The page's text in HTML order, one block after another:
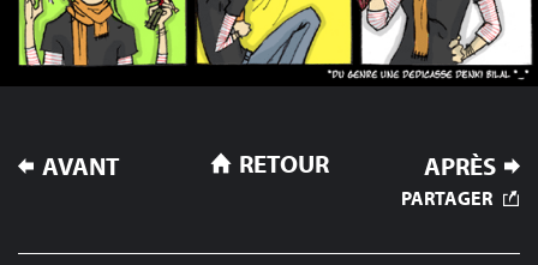
NAVIGATION
DE
AVANT APRÈS
RETOUR
PARTAGER